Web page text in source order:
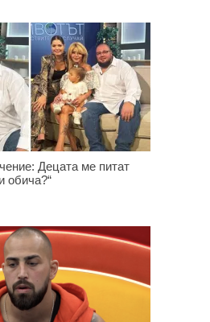
Децата ме питат
обича?“